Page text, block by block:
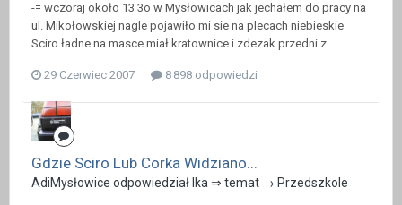
-= wczoraj około 13 3o w Mysłowicach jak jechałem do pracy na
ul. Mikołowskiej nagle pojawiło mi sie na plecach niebieskie
Sciro ładne na masce miał kratownice i zdezak przedni z...
29 Czerwiec 2007 8 898 odpowiedzi
Gdzie Sciro Lub Corka Widziano...
AdiMysłowice odpowiedział Ika ⇒ temat → Przedszkole